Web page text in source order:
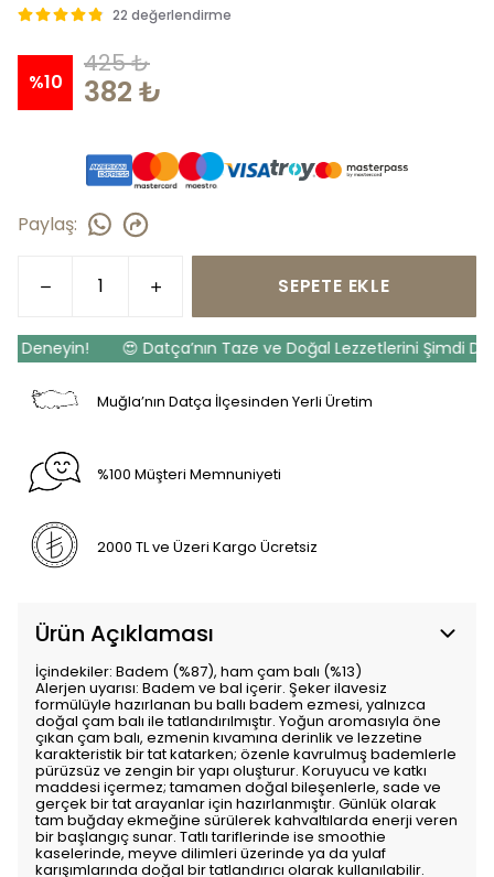
22 değerlendirme
%10
425 ₺
382 ₺
Paylaş:
SEPETE EKLE
Deneyin! 😍 Datça’nın Taze ve Doğal Lezzetlerini Şimdi
Muğla’nın Datça İlçesinden Yerli Üretim
%100 Müşteri Memnuniyeti
2000 TL ve Üzeri Kargo Ücretsiz
Ürün Açıklaması
İçindekiler: Badem (%87), ham çam balı (%13)
Alerjen uyarısı: Badem ve bal içerir. Şeker ilavesiz
formülüyle hazırlanan bu ballı badem ezmesi, yalnızca
doğal çam balı ile tatlandırılmıştır. Yoğun aromasıyla öne
çıkan çam balı, ezmenin kıvamına derinlik ve lezzetine
karakteristik bir tat katarken; özenle kavrulmuş bademlerle
pürüzsüz ve zengin bir yapı oluşturur. Koruyucu ve katkı
maddesi içermez; tamamen doğal bileşenlerle, sade ve
gerçek bir tat arayanlar için hazırlanmıştır. Günlük olarak
tam buğday ekmeğine sürülerek kahvaltılarda enerji veren
bir başlangıç sunar. Tatlı tariflerinde ise smoothie
kaselerinde, meyve dilimleri üzerinde ya da yulaf
karışımlarında doğal bir tatlandırıcı olarak kullanılabilir.